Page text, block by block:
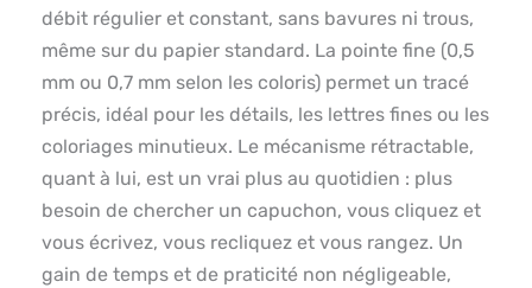
débit régulier et constant, sans bavures ni trous,
même sur du papier standard. La pointe fine (0,5
mm ou 0,7 mm selon les coloris) permet un tracé
précis, idéal pour les détails, les lettres fines ou les
coloriages minutieux. Le mécanisme rétractable,
quant à lui, est un vrai plus au quotidien : plus
besoin de chercher un capuchon, vous cliquez et
vous écrivez, vous recliquez et vous rangez. Un
gain de temps et de praticité non négligeable,